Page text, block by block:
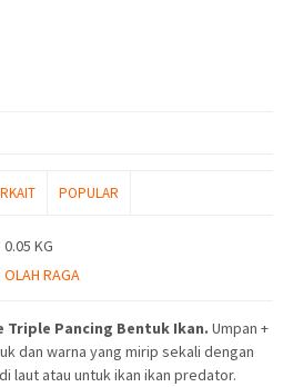
POPULAR
0.05 KG
OLAH RAGA
Triple Pancing Bentuk Ikan. Umpan +
dan warna yang mirip sekali dengan
laut atau untuk ikan ikan predator.